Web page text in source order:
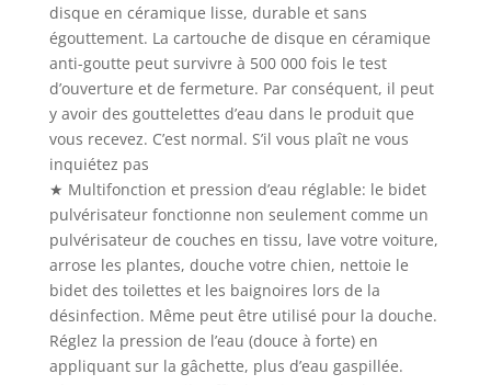
disque en céramique lisse, durable et sans
égouttement. La cartouche de disque en céramique
anti-goutte peut survivre à 500 000 fois le test
d’ouverture et de fermeture. Par conséquent, il peut
y avoir des gouttelettes d’eau dans le produit que
vous recevez. C’est normal. S’il vous plaît ne vous
inquiétez pas
★ Multifonction et pression d’eau réglable: le bidet
pulvérisateur fonctionne non seulement comme un
pulvérisateur de couches en tissu, lave votre voiture,
arrose les plantes, douche votre chien, nettoie le
bidet des toilettes et les baignoires lors de la
désinfection. Même peut être utilisé pour la douche.
Réglez la pression de l’eau (douce à forte) en
appliquant sur la gâchette, plus d’eau gaspillée.